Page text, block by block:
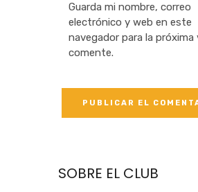
Guarda mi nombre, correo
electrónico y web en este
navegador para la próxima
comente.
SOBRE EL CLUB